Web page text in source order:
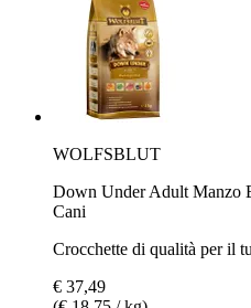
WOLFSBLUT
Down Under Adult Manzo
Cani
Crocchette di qualità per il
€ 37,49